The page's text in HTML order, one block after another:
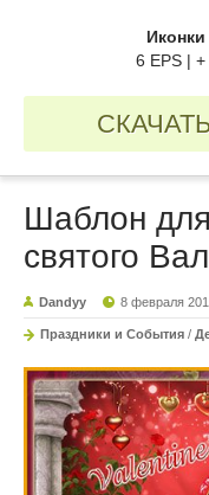
6 EPS |
Шаблон
святого
Dandyy 8 февраля
Праздники и События /